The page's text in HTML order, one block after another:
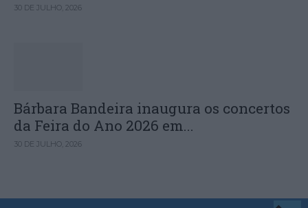
30 DE JULHO, 2026
Bárbara Bandeira inaugura os concertos
da Feira do Ano 2026 em...
30 DE JULHO, 2026